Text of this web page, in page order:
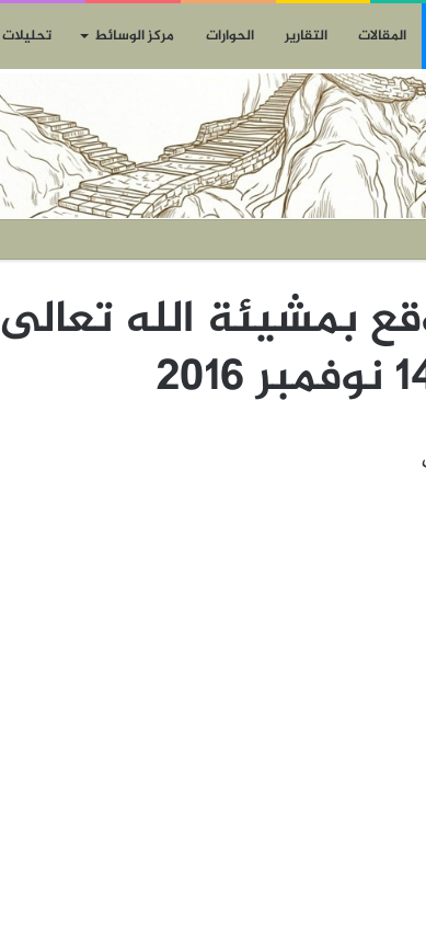
المقالات التقارير الحوارات مركز الوسائط تحليلات
بمشيئة الله تعالى